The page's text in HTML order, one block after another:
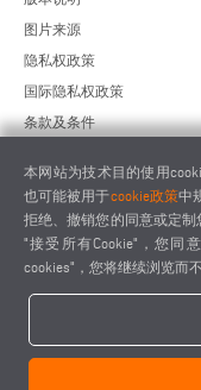
图片来源
隐私权政策
国际隐私权政策
条款及条件
供应商行为准则
elumatec AG - Pinacher
本网站为技术目的使用
也可能被用于cookie政策中
拒绝、撤销您的同意或定制
"接受所有Cookie"，您同
cookies"，您将继续浏览而